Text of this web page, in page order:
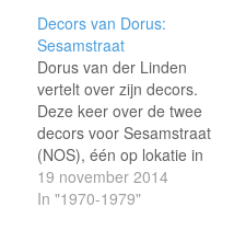
Decors van Dorus:
Sesamstraat
Dorus van der Linden
vertelt over zijn decors.
Deze keer over de twee
decors voor Sesamstraat
(NOS), één op lokatie in
Thorn (1976) en één in
de studio in Bussum
19 november 2014
In "1970-1979"